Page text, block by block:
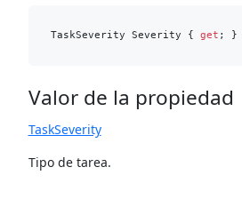
TaskSeverity Severity { get
Valor de la propiedad
TaskSeverity
Tipo de tarea.